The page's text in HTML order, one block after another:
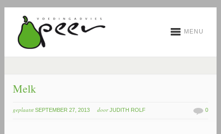
MENU
Melk
geplaatst SEPTEMBER 27, 2013 door JUDITH ROLF 0